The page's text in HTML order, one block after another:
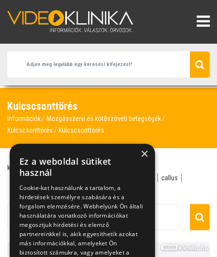
Kulcscsonttörés
Információk
Mozgásszervi és kötőszöveti betegségek
Kulcscsonttörés
Kulcscsonttörés
kulcscsonttörés
minimálinvazív technika
callus
csonttörés
darabos törés ficam
×
Ez a weboldal sütiket
használ
Cookie-kat használunk a tartalom, a
hirdetések személyre szabására és a
forgalom elemzésére. Webhelyünk Ön általi
használatára vonatkozó információkat
megosztjuk hirdetési és elemző
partnereinkkel is, akik egyesíthetik azokat
más információkkal, amelyeket Ön
biztosított számukra, vagy amelyeket a